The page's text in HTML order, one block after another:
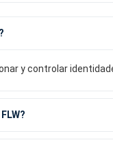
y controlar